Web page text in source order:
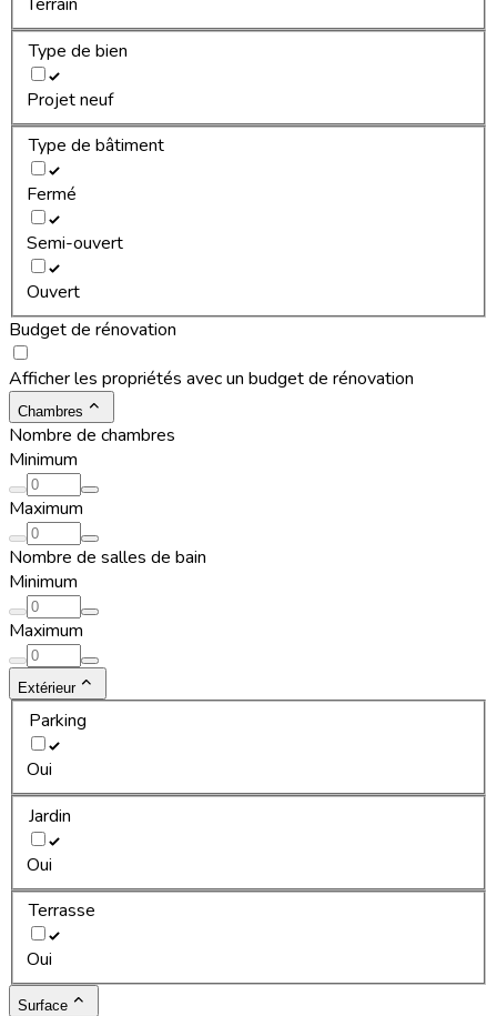
Type de bien
Projet neuf
Type de bâtiment
Fermé
Semi-ouvert
Ouvert
Budget de rénovation
Afficher les propriétés avec un budget de rénovation
Chambres
Nombre de chambres
Minimum
Maximum
Nombre de salles de bain
Minimum
Maximum
Extérieur
Parking
Oui
Jardin
Oui
Terrasse
Oui
Surface